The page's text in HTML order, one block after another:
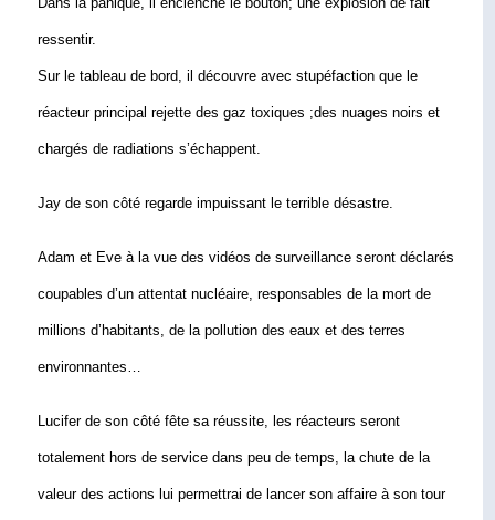
ressentir.
Sur le tableau de bord, il découvre avec stupéfaction que le
réacteur principal rejette des gaz toxiques ;des nuages noirs et
chargés de radiations s’échappent.
Jay de son côté regarde impuissant le terrible désastre.
Adam et Eve à la vue des vidéos de surveillance seront déclarés
coupables d’un attentat nucléaire, responsables de la mort de
millions d’habitants, de la pollution des eaux et des terres
environnantes…
Lucifer de son côté fête sa réussite, les réacteurs seront
totalement hors de service dans peu de temps, la chute de la
valeur des actions lui permettrai de lancer son affaire à son tour